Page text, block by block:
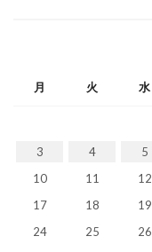
月 火 水
3
4 5
10
11 12
17
18 19
24
25 26